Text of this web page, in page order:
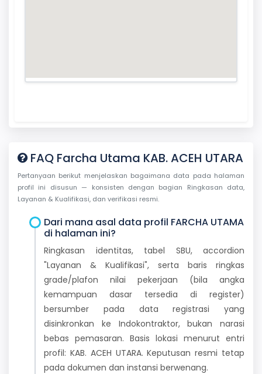
FAQ Farcha Utama KAB. ACEH UTARA
Pertanyaan berikut menjelaskan bagaimana data pada halaman
profil ini disusun — konsisten dengan bagian Ringkasan data,
Layanan & Kualifikasi, dan verifikasi resmi.
Dari mana asal data profil FARCHA UTAMA
di halaman ini?
Ringkasan identitas, tabel SBU, accordion
"Layanan & Kualifikasi", serta baris ringkas
grade/plafon nilai pekerjaan (bila angka
kemampuan dasar tersedia di register)
bersumber pada data registrasi yang
disinkronkan ke Indokontraktor, bukan narasi
bebas pemasaran. Basis lokasi menurut entri
profil: KAB. ACEH UTARA. Keputusan resmi tetap
pada dokumen dan instansi berwenang.